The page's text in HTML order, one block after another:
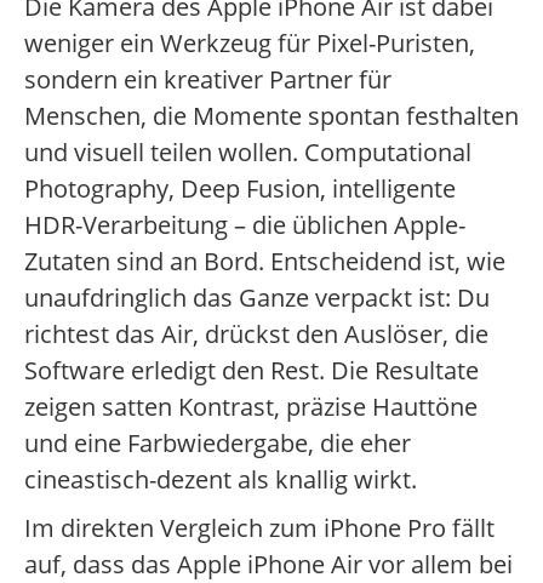
Die Kamera des Apple iPhone Air ist dabei
weniger ein Werkzeug für Pixel-Puristen,
sondern ein kreativer Partner für
Menschen, die Momente spontan festhalten
und visuell teilen wollen. Computational
Photography, Deep Fusion, intelligente
HDR-Verarbeitung – die üblichen Apple-
Zutaten sind an Bord. Entscheidend ist, wie
unaufdringlich das Ganze verpackt ist: Du
richtest das Air, drückst den Auslöser, die
Software erledigt den Rest. Die Resultate
zeigen satten Kontrast, präzise Hauttöne
und eine Farbwiedergabe, die eher
cineastisch-dezent als knallig wirkt.
Im direkten Vergleich zum iPhone Pro fällt
auf, dass das Apple iPhone Air vor allem bei